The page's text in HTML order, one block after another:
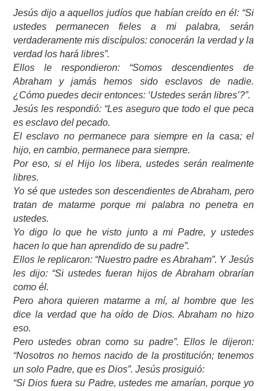
Jesús dijo a aquellos judíos que habían creído en él: “Si
ustedes permanecen fieles a mi palabra, serán
verdaderamente mis discípulos: conocerán la verdad y la
verdad los hará libres”.
Ellos le respondieron: “Somos descendientes de
Abraham y jamás hemos sido esclavos de nadie.
¿Cómo puedes decir entonces: ‘Ustedes serán libres’?”.
Jesús les respondió: “Les aseguro que todo el que peca
es esclavo del pecado.
El esclavo no permanece para siempre en la casa; el
hijo, en cambio, permanece para siempre.
Por eso, si el Hijo los libera, ustedes serán realmente
libres.
Yo sé que ustedes son descendientes de Abraham, pero
tratan de matarme porque mi palabra no penetra en
ustedes.
Yo digo lo que he visto junto a mi Padre, y ustedes
hacen lo que han aprendido de su padre”.
Ellos le replicaron: “Nuestro padre es Abraham”. Y Jesús
les dijo: “Si ustedes fueran hijos de Abraham obrarían
como él.
Pero ahora quieren matarme a mí, al hombre que les
dice la verdad que ha oído de Dios. Abraham no hizo
eso.
Pero ustedes obran como su padre”. Ellos le dijeron:
“Nosotros no hemos nacido de la prostitución; tenemos
un solo Padre, que es Dios”. Jesús prosiguió:
“Si Dios fuera su Padre, ustedes me amarían, porque yo